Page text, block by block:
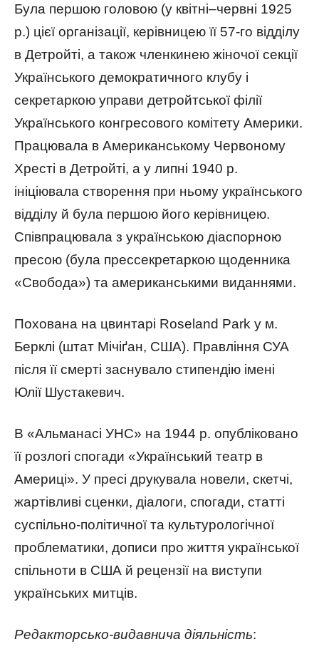
Була першою головою (у квітні–червні 1925
р.) цієї організації, керівницею її 57-го відділу
в Детройті, а також членкинею жіночої секції
Українського демократичного клубу і
секретаркою управи детройтської філії
Українського конгресового комітету Америки.
Працювала в Американському Червоному
Хресті в Детройті, а у липні 1940 р.
ініціювала створення при ньому українського
відділу й була першою його керівницею.
Співпрацювала з українською діаспорною
пресою (була прессекретаркою щоденника
«Свобода») та американськими виданнями.
Похована на цвинтарі Roseland Park у м.
Берклі (штат Мічіґан, США). Правління СУА
після її смерті заснувало стипендію імені
Юлії Шустакевич.
В «Альманасі УНС» на 1944 р. опубліковано
її розлогі спогади «Український театр в
Америці». У пресі друкувала новели, скетчі,
жартівливі сценки, діалоги, спогади, статті
суспільно-політичної та культурологічної
проблематики, дописи про життя української
спільноти в США й рецензії на виступи
українських митців.
Редакторсько-видавнича діяльність: